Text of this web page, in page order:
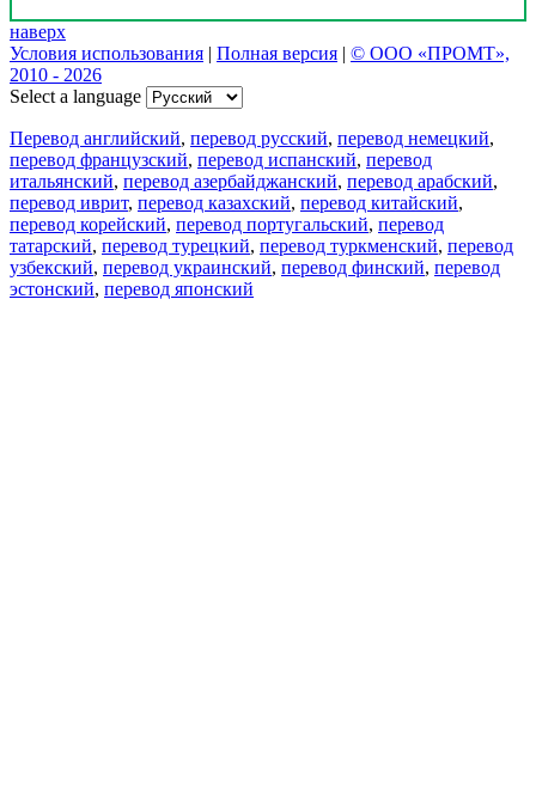
наверх
Условия использования | Полная версия | © ООО «ПРОМТ»,
2010 - 2026
Select a language
Перевод английский, перевод русский, перевод немецкий,
перевод французский, перевод испанский, перевод
итальянский, перевод азербайджанский, перевод арабский,
перевод иврит, перевод казахский, перевод китайский,
перевод корейский, перевод португальский, перевод
татарский, перевод турецкий, перевод туркменский, перевод
узбекский, перевод украинский, перевод финский, перевод
эстонский, перевод японский